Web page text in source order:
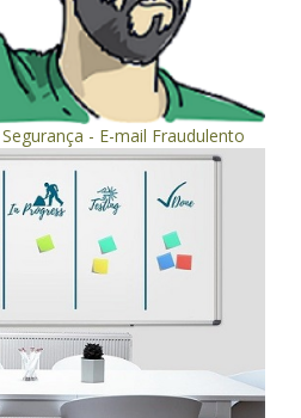
- E-mail Fraudulento